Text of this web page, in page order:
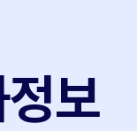
보